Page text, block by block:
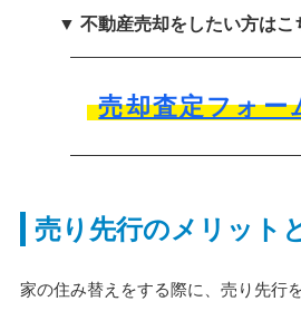
▼ 不動産売却をしたい方は
売却査定フォー
売り先行のメリット
家の住み替えをする際に、売り先行